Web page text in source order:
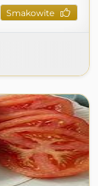
Smakowite